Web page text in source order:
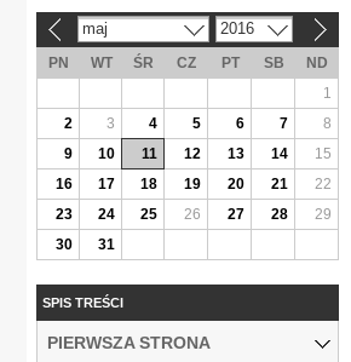
maj 2016
PN WT ŚR CZ PT SB
ND
1
2
3 4 5 6 7
8
9
10 11 12 13 14
15
16
17 18 19 20 21
22
23
24 25 26 27 28
29
30
31
SPIS TREŚCI
PIERWSZA STRONA